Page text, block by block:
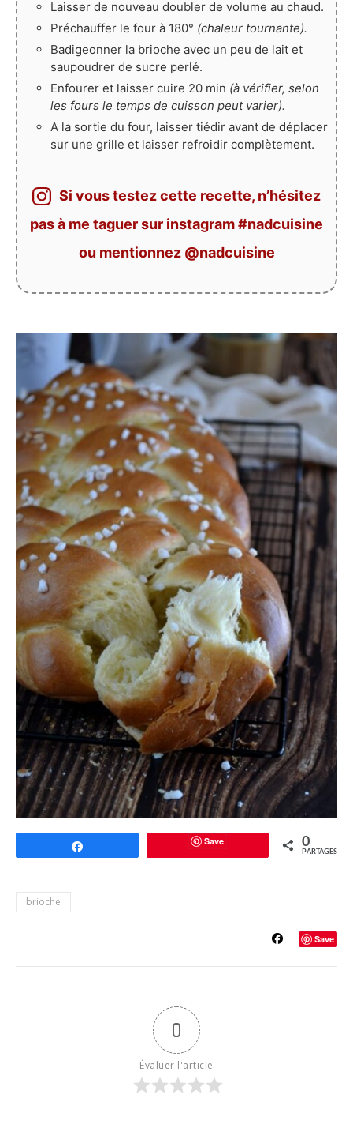
Laisser de nouveau doubler de volume au chaud.
Préchauffer le four à 180° (chaleur tournante).
Badigeonner la brioche avec un peu de lait et
saupoudrer de sucre perlé.
Enfourer et laisser cuire 20 min (à vérifier, selon
les fours le temps de cuisson peut varier).
A la sortie du four, laisser tiédir avant de déplacer
sur une grille et laisser refroidir complètement.
Si vous testez cette recette, n’hésitez
pas à me taguer sur instagram #nadcuisine
ou mentionnez @nadcuisine
Save 0
PARTAGES
brioche
Save
0
Évaluer l'article